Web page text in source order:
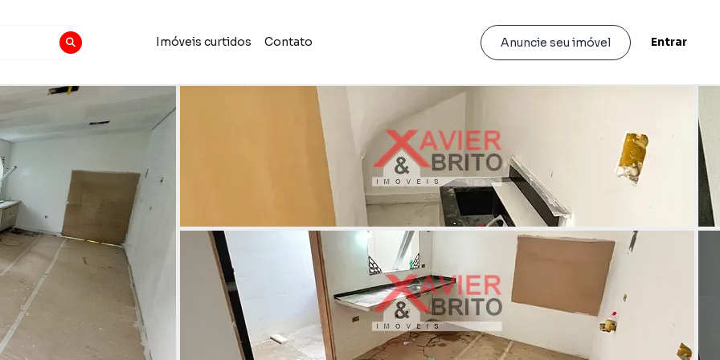
Imóveis curtidos Contato Anuncie seu imóvel Entrar